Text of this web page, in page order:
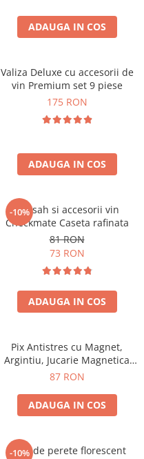
ADAUGA IN COS
Valiza Deluxe cu accesorii de
vin Premium set 9 piese
175 RON
ADAUGA IN COS
-10%
Set sah si accesorii vin
Checkmate Caseta rafinata
81 RON
73 RON
ADAUGA IN COS
Pix Antistres cu Magnet,
Argintiu, Jucarie Magnetica
pentru Birou
87 RON
ADAUGA IN COS
-10%
Ceas de perete florescent